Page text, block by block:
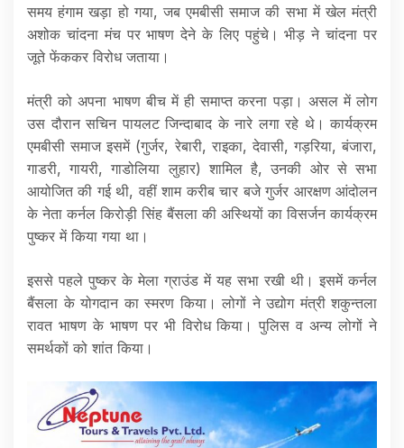
समय हंगाम खड़ा हो गया, जब एमबीसी समाज की सभा में खेल मंत्री
अशोक चांदना मंच पर भाषण देने के लिए पहुंचे। भीड़ ने चांदना पर
जूते फेंककर विरोध जताया।
मंत्री को अपना भाषण बीच में ही समाप्त करना पड़ा। असल में लोग
उस दौरान सचिन पायलट जिन्दाबाद के नारे लगा रहे थे। कार्यक्रम
एमबीसी समाज इसमें (गुर्जर, रेबारी, राइका, देवासी, गड़रिया, बंजारा,
गाडरी, गायरी, गाडोलिया लुहार) शामिल है, उनकी ओर से सभा
आयोजित की गई थी, वहीं शाम करीब चार बजे गुर्जर आरक्षण आंदोलन
के नेता कर्नल किरोड़ी सिंह बैंसला की अस्थियों का विसर्जन कार्यक्रम
पुष्कर में किया गया था।
इससे पहले पुष्कर के मेला ग्राउंड में यह सभा रखी थी। इसमें कर्नल
बैंसला के योगदान का स्मरण किया। लोगों ने उद्योग मंत्री शकुन्तला
रावत भाषण के भाषण पर भी विरोध किया। पुलिस व अन्य लोगों ने
समर्थकों को शांत किया।